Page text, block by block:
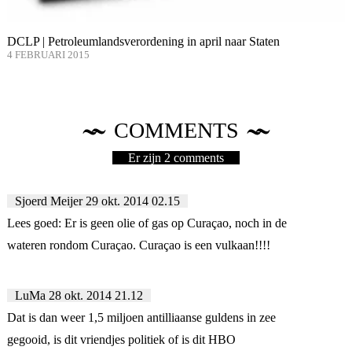
DCLP | Petroleumlandsverordening in april naar Staten
4 FEBRUARI 2015
COMMENTS
Er zijn 2 comments
Sjoerd Meijer 29 okt. 2014 02.15
Lees goed: Er is geen olie of gas op Curaçao, noch in de
wateren rondom Curaçao. Curaçao is een vulkaan!!!!
LuMa 28 okt. 2014 21.12
Dat is dan weer 1,5 miljoen antilliaanse guldens in zee
gegooid, is dit vriendjes politiek of is dit HBO